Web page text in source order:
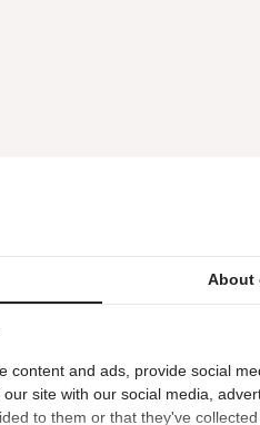
About
content and ads, provide social
site with our social media,
to them or that they've